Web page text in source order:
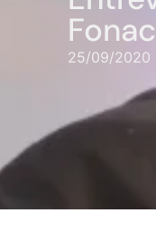
25/09/2020